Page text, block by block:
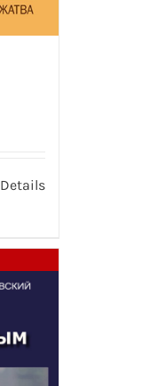
Details